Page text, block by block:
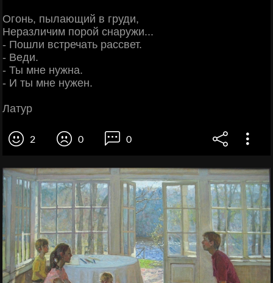
Огонь, пылающий в груди,
Неразличим порой снаружи...
- Пошли встречать рассвет.
- Веди.
- Ты мне нужна.
- И ты мне нужен.
Латур
2 0 0